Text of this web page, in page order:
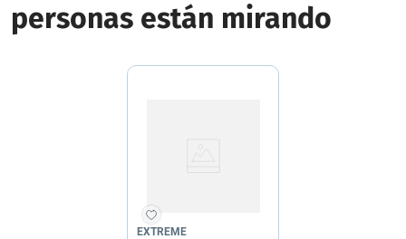
personas están mirando
EXTREME